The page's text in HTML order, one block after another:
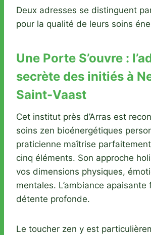
Deux adresses se distinguent
pour la qualité de leurs soins
Une Porte S’ouvre :
secrète des initiés à
Saint-Vaast
Cet institut près d’Arras est
soins zen bioénergétiques
praticienne maîtrise
cinq éléments. Son approche
vos dimensions physiques,
mentales. L’ambiance apaisante
détente profonde.
Le toucher zen y est